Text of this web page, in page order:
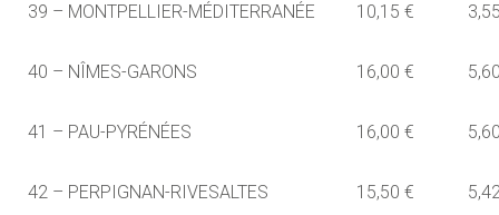
39 – MONTPELLIER-MÉDITERRANÉE 10,15 €
40 – NÎMES-GARONS 16,00 €
41 – PAU-PYRÉNÉES 16,00 €
42 – PERPIGNAN-RIVESALTES 15,50 €